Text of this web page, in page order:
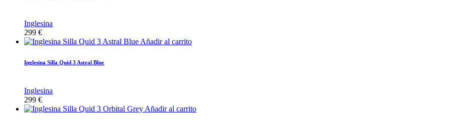
Inglesina
299 €
Añadir al carrito
Inglesina Silla Quid 3 Astral Blue
Inglesina
299 €
Añadir al carrito